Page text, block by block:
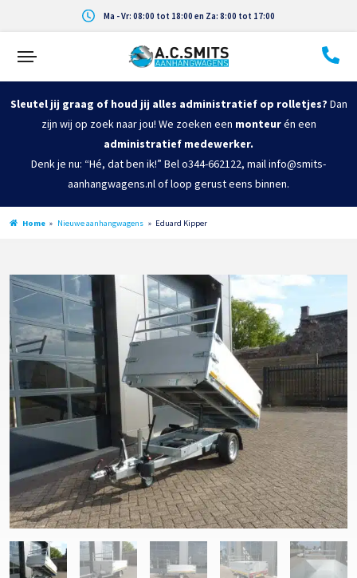
Ma - Vr: 08:00 tot 18:00 en Za: 8:00 tot 17:00
Sleutel jij graag of houd jij alles administratief op rolletjes? Dan
zijn wij op zoek naar jou! We zoeken een monteurén een
administratief medewerker.
Denk je nu: “Hé, dat ben ik!” Bel o344-662122, mail info@smits-
aanhangwagens.nl of loop gerust eens binnen.
Home » Nieuwe aanhangwagens » Eduard Kipper